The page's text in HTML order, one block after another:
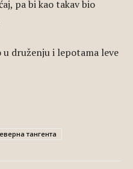
pa bi kao takav bio
druženju i lepotama leve
тангента